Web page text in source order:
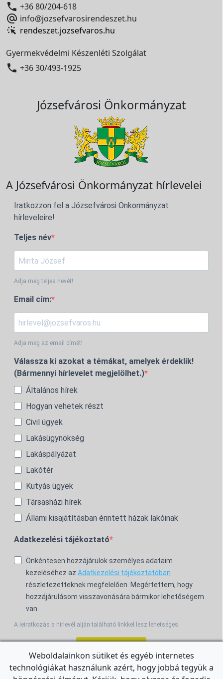
 +36 80/204-618
 info@jozsefvarosirendeszet.hu
rendeszet.jozsefvaros.hu
Gyermekvédelmi Készenléti Szolgálat
 +36 30/493-1925
Józsefvárosi Önkormányzat
A Józsefvárosi Önkormányzat hírlevelei
Iratkozzon fel a Józsefvárosi Önkormányzat
hírleveleire!
Teljes név
Adja meg teljes nevét!
Email cím:
Adja meg az email címét!
Válassza ki azokat a témákat, amelyek érdeklik!
(Bármennyi hírlevelet megjelölhet.)
Általános hírek
Hogyan vehetek részt
Civil ügyek
Lakásügynökség
Lakáspályázat
Lakótér
Kutyás ügyek
Társasházi hírek
Állami kisajátításban érintett házak lakóinak
Adatkezelési tájékoztató
Önkéntesen hozzájárulok személyes adataim
kezeléséhez az Adatkezelési tájékoztatóban
részletezetteknek megfelelően. Megértettem, hogy
hozzájárulásom visszavonására bármikor lehetőségem
van.
A leiratkozás a hírlevél alján található linkkel lesz lehetséges.
For the English Newsletter, clickHERE.
Weboldalainkon sütiket és egyéb internetes
technológiákat használunk azért, hogy jobbá tegyük a